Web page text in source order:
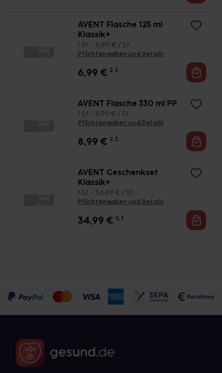
AVENT Flasche 125 ml
Klassik+
1 St. • 6,99 € / St.
Pflichtangaben und Details
6,99 € 2, 3
AVENT Flasche 330 ml PP
1 St. • 8,99 € / St.
Pflichtangaben und Details
8,99 € 2, 3
AVENT Geschenkset
Klassik+
1 St. • 34,99 € / St.
Pflichtangaben und Details
34,99 € 2, 3